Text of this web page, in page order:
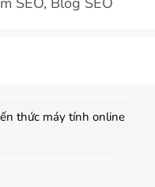
thức máy tính online